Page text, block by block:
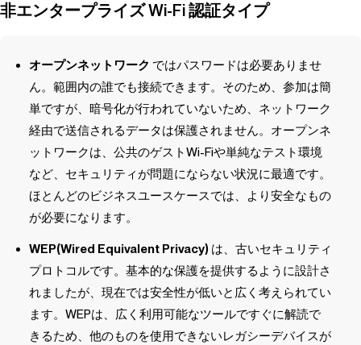
非エンタープライズ Wi-Fi 認証タイプ
オープンネットワーク ではパスワードは必要ありませ
ん。範囲内の誰でも接続できます。そのため、参加は簡
単ですが、暗号化が行われていないため、ネットワーク
経由で送信されるデータは保護されません。オープンネ
ットワークは、公共のゲストWi-Fiや単純なテスト環境
など、セキュリティが問題にならない状況に最適です。
ほとんどのビジネスユースケースでは、より安全なもの
が必要になります。
WEP(Wired Equivalent Privacy) は、古いセキュリティ
プロトコルです。基本的な保護を提供するように設計さ
れましたが、現在では安全性が低いと広く考えられてい
ます。WEPは、広く利用可能なツールですぐに解読で
きるため、他のものを使用できないレガシーデバイスが